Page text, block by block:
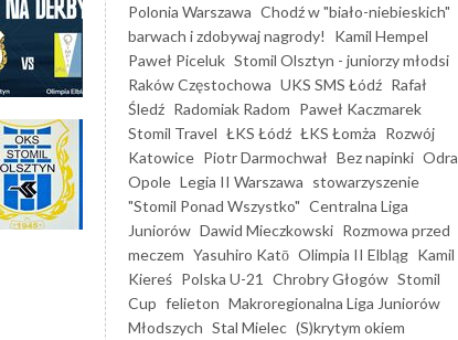
Polonia Warszawa Chodź w "biało-niebieskich"
barwach i zdobywaj nagrody!
Kamil Hempel
Paweł Piceluk Stomil Olsztyn - juniorzy młodsi
Raków Częstochowa UKS SMS Łódź Rafał
Śledź Radomiak Radom Paweł Kaczmarek
Stomil Travel ŁKS Łódź ŁKS Łomża Rozwój
Katowice Piotr Darmochwał Bez napinki Odra
Opole Legia II Warszawa stowarzyszenie
"Stomil Ponad Wszystko" Centralna Liga
Juniorów Dawid Mieczkowski Rozmowa przed
meczem Yasuhiro Katō Olimpia II Elbląg Kamil
Kiereś Polska U-21 Chrobry Głogów Stomil
Cup felieton Makroregionalna Liga Juniorów
Młodszych Stal Mielec (S)krytym okiem